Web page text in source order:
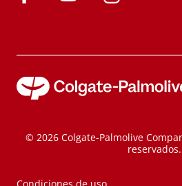
© 2026 Colgate-Palmolive
reservados.